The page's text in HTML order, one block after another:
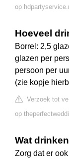
op
Hoeveel
Borrel: 2,5
glazen per
persoon per
(zie kopje
Verzoek tot
op
Wat
Zorg dat er